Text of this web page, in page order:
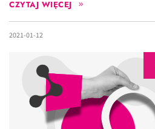
CZYTAJ WIĘCEJ
2021-01-12